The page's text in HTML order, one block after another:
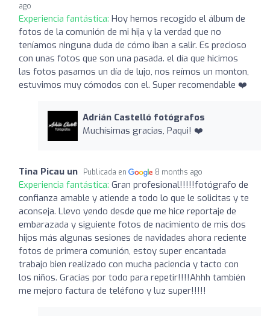
ago
Experiencia fantástica: Hoy hemos recogido el álbum de
fotos de la comunión de mi hija y la verdad que no
teníamos ninguna duda de cómo iban a salir. Es precioso
con unas fotos que son una pasada. el día que hicimos
las fotos pasamos un día de lujo, nos reímos un monton,
estuvimos muy cómodos con el. Super recomendable ❤️
Adrián Castelló fotógrafos
Muchísimas gracias, Paqui! ❤️
Tina Picau un Publicada en 8 months ago
Experiencia fantástica: Gran profesional!!!!!fotógrafo de
confianza amable y atiende a todo lo que le solicitas y te
aconseja. Llevo yendo desde que me hice reportaje de
embarazada y siguiente fotos de nacimiento de mis dos
hijos más algunas sesiones de navidades ahora reciente
fotos de primera comunión, estoy super encantada
trabajo bien realizado con mucha paciencia y tacto con
los niños. Gracias por todo para repetir!!!!Ahhh también
me mejoro factura de teléfono y luz super!!!!!